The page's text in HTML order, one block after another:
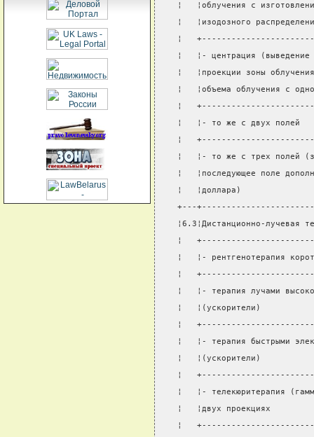
¦   ¦облучения с
¦   ¦изодозного
¦
¦   ¦- центрация
¦   ¦проекции зоны
¦   ¦объема облучения
¦
¦   ¦- то же с двух
¦
¦   ¦- то же с трех полей
¦   ¦последующее поле
¦   ¦доллара)
+---
¦6.3¦Дистанционно-
¦
¦   ¦- рентгенотерапия
¦
¦   ¦- терапия лучами
¦   ¦(ускорители)
¦
¦   ¦- терапия быстрыми
¦   ¦(ускорители)
¦
¦   ¦- телекюритерапия
¦   ¦двух
¦